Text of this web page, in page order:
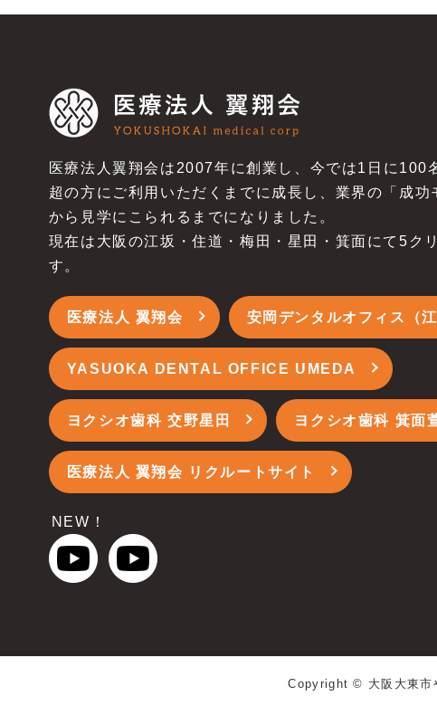
医療法人翼翔会は2007年に創業し、今では1日に100
超の方にご利用いただくまでに成長し、業界の「成功
から見学にこられるまでになりました。
現在は大阪の江坂・住道・梅田・星田・箕面にて5 ク
す。
医療法人 翼翔会 安岡デンタルオフィス（江
YASUOKA DENTAL OFFICE UMEDA
ヨクシオ歯科 交野星田 ヨクシオ歯科 箕面
医療法人 翼翔会 リクルートサイト
NEW！
Copyright © 大阪大東市